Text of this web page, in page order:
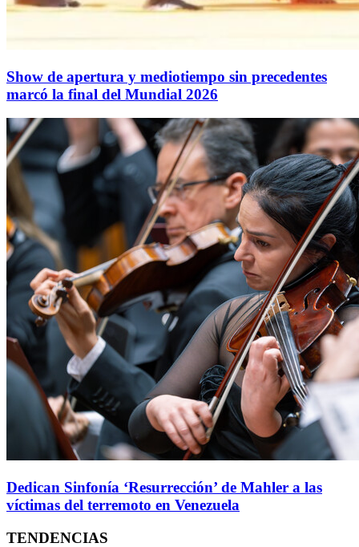
Show de apertura y mediotiempo sin precedentes
marcó la final del Mundial 2026
Dedican Sinfonía ‘Resurrección’ de Mahler a las
víctimas del terremoto en Venezuela
TENDENCIAS